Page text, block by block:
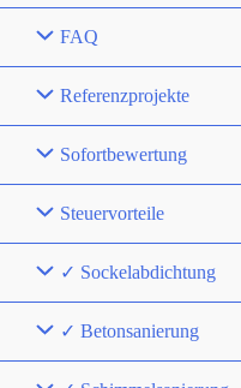
FAQ
Referenzprojekte
Sofortbewertung
Steuervorteile
✓ Sockelabdichtung
✓ Betonsanierung